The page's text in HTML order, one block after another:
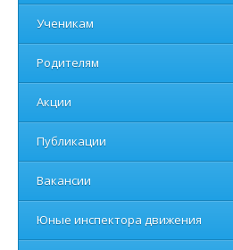
Ученикам
Родителям
Акции
Публикации
Вакансии
Юные инспектора движения